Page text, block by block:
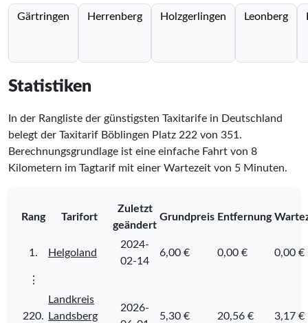
Gärtringen Herrenberg Holzgerlingen Leonberg
Statistiken
In der Rangliste der günstigsten Taxitarife in Deutschland
belegt der Taxitarif Böblingen Platz 222 von 351.
Berechnungsgrundlage ist eine einfache Fahrt von 8
Kilometern im Tagtarif mit einer Wartezeit von 5 Minuten.
Rang Tarifort
Zuletzt
geändert
Grundpreis Entfernung
1. Helgoland
2024-
02-14
6,00 € 0,00 € 0,00 €
⋮
220.
Landkreis
Landsberg
2026-
5,30 € 20,56 € 3,17 €